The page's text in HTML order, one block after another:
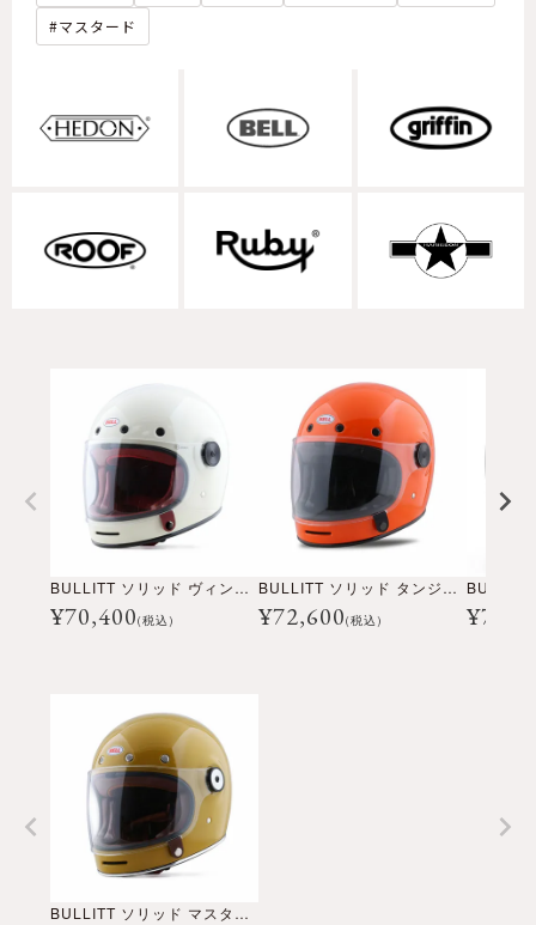
マスタード
BULLITT ソリッド ヴィンテージホワイト
¥70,400(税込)
BULLITT ソリッド タンジェリン
¥72,600(税込) ¥
BULLITT ソリッド マスタード